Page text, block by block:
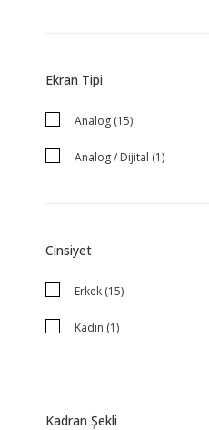
Ekran Tipi
Analog (15)
Analog / Dijital (1)
Cinsiyet
Erkek (15)
Kadın (1)
Kadran Şekli